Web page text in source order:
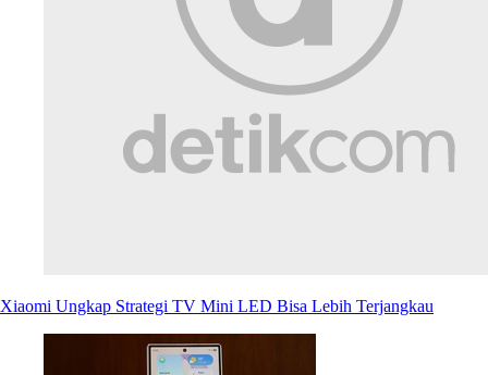
Xiaomi Ungkap Strategi TV Mini LED Bisa Lebih Terjangkau